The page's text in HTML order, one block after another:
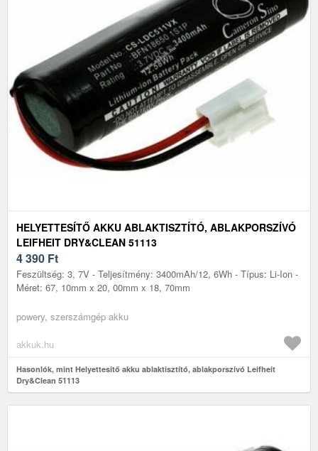
HELYETTESÍTŐ AKKU ABLAKTISZTÍTÓ, ABLAKPORSZÍVÓ
LEIFHEIT DRY&CLEAN 51113
4 390 Ft
Feszültség: 3, 7V - Teljesítmény: 3400mAh/12, 6Wh - Típus: Li-Ion -
Méret: 67, 10mm x 20, 00mm x 18, 70mm
powery, szerszámgép akku
akkuk.hu
Hasonlók, mint Helyettesítő akku ablaktisztító, ablakporszívó Leifheit
Dry&Clean 51113